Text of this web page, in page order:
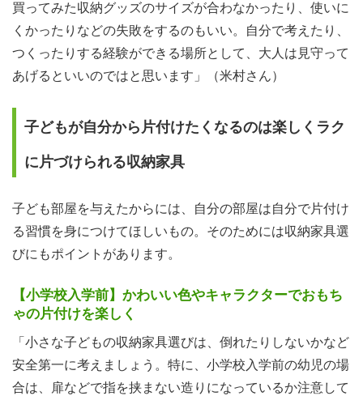
買ってみた収納グッズのサイズが合わなかったり、使いに
くかったりなどの失敗をするのもいい。自分で考えたり、
つくったりする経験ができる場所として、大人は見守って
あげるといいのではと思います」（米村さん）
子どもが自分から片付けたくなるのは楽しくラク
に片づけられる収納家具
子ども部屋を与えたからには、自分の部屋は自分で片付け
る習慣を身につけてほしいもの。そのためには収納家具選
びにもポイントがあります。
【小学校入学前】かわいい色やキャラクターでおもち
ゃの片付けを楽しく
「小さな子どもの収納家具選びは、倒れたりしないかなど
安全第一に考えましょう。特に、小学校入学前の幼児の場
合は、扉などで指を挟まない造りになっているか注意して